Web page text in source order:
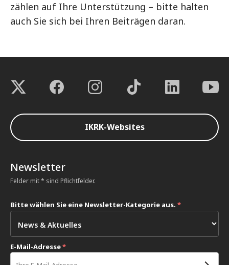
zählen auf Ihre Unterstützung – bitte halten
auch Sie sich bei Ihren Beiträgen daran.
IKRK-Websites
Newsletter
Felder mit * sind Pflichtfelder.
Bitte wählen Sie eine Newsletter-Kategorie aus. *
E-Mail-Adresse*